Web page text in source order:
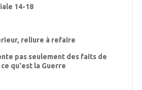
14-18
reliure à refaire
pas seulement des faits de
qu'est la Guerre